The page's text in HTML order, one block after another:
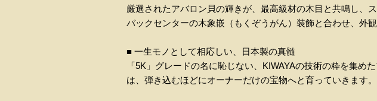
厳選されたアバロン貝の輝きが、最高級材の木目と共鳴し、
バックセンターの木象嵌（もくぞうがん）装飾と合わせ、外
■ 一生モノとして相応しい、日本製の真髄
「5K」グレードの名に恥じない、KIWAYAの技術の粋を集
は、弾き込むほどにオーナーだけの宝物へと育っていきます。